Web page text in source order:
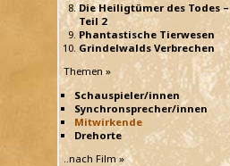
Die Heiligtümer des Todes –
Teil 2
Phantastische Tierwesen
Grindelwalds Verbrechen
Themen »
Schauspieler/innen
Synchronsprecher/innen
Mitwirkende
Drehorte
..nach Film »